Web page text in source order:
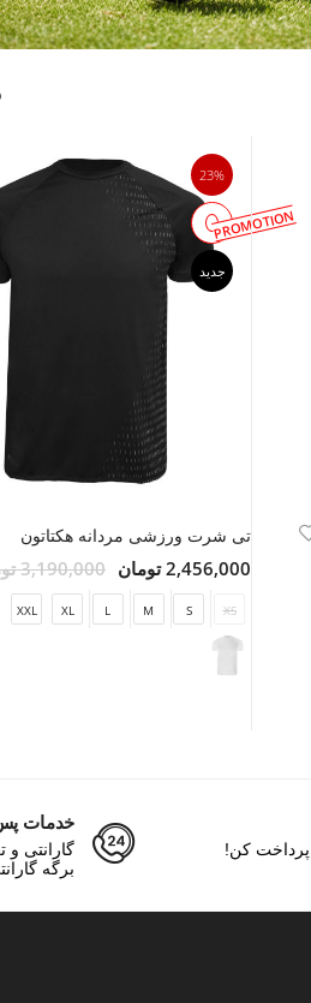
23%
PROMOTION
جدید
تی شرت ورزشی مردانه هکتاتون
2,456,000 تومان 3,190,000 تومان
XS
S
M
L
XL
XXL
خدمات
گارانتی
برگه